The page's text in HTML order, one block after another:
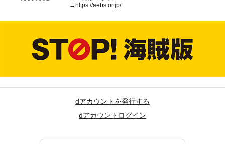
→ https://aebs.or.jp/
dアカウントを発行する
dアカウントログイン